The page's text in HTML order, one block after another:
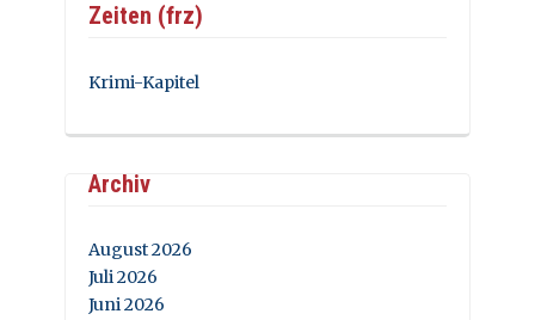
Zeiten (frz)
Krimi-Kapitel
Archiv
August 2026
Juli 2026
Juni 2026